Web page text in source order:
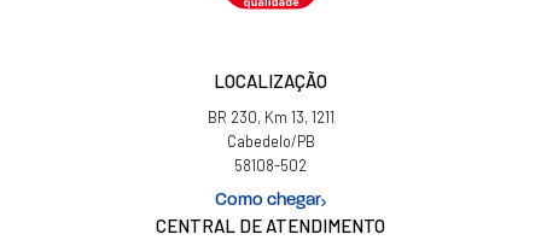
LOCALIZAÇÃO
BR 230, Km 13, 1211
Cabedelo/PB
58108-502
Como chegar
CENTRAL DE ATENDIMENTO